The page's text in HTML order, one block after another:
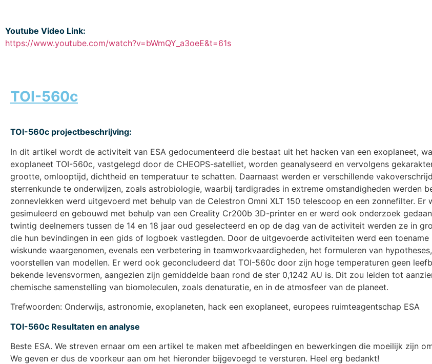
Youtube Video Link:
https://www.youtube.com/watch?v=bWmQY_a3oeE&t=61s
TOI-560c
TOI-560c projectbeschrijving:
In dit artikel wordt de activiteit van ESA gedocumenteerd die bestaat uit het hacken van een exoplaneet,
exoplaneet TOI-560c, vastgelegd door de CHEOPS-satelliet, worden geanalyseerd en vervolgens
grootte, omlooptijd, dichtheid en temperatuur te schatten. Daarnaast werden er verschillende
sterrenkunde te onderwijzen, zoals astrobiologie, waarbij tardigrades in extreme omstandigheden werden
zonnevlekken werd uitgevoerd met behulp van de Celestron Omni XLT 150 telescoop en een zonnefilter. Er
gesimuleerd en gebouwd met behulp van een Creality Cr200b 3D-printer en er werd ook onderzoek
twintig deelnemers tussen de 14 en 18 jaar oud geselecteerd en op de dag van de activiteit werden ze in
die hun bevindingen in een gids of logboek vastlegden. Door de uitgevoerde activiteiten werd een
wiskunde waargenomen, evenals een verbetering in teamworkvaardigheden, het formuleren van
voorstellen van modellen. Er werd ook geconcludeerd dat TOI-560c door zijn hoge temperaturen geen
bekende levensvormen, aangezien zijn gemiddelde baan rond de ster 0,1242 AU is. Dit zou leiden tot
chemische samenstelling van biomoleculen, zoals denaturatie, en in de atmosfeer van de planeet.
Trefwoorden: Onderwijs, astronomie, exoplaneten, hack een exoplaneet, europees ruimteagentschap ESA
TOI-560c Resultaten en analyse
Beste ESA. We streven ernaar om een artikel te maken met afbeeldingen en bewerkingen die moeilijk zijn
We geven er dus de voorkeur aan om het hieronder bijgevoegd te versturen. Heel erg bedankt!